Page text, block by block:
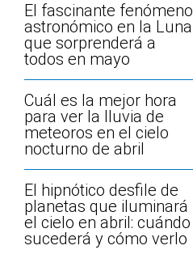
El fascinante fenómeno
astronómico en la Luna
que sorprenderá a
todos en mayo
Cuál es la mejor hora
para ver la lluvia de
meteoros en el cielo
nocturno de abril
El hipnótico desfile de
planetas que iluminará
el cielo en abril: cuándo
sucederá y cómo verlo